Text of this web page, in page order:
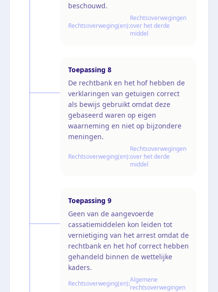
beschouwd.
Rechtsoverweging(en):
Rechtsoverwegingen
over het derde
middel
Toepassing 8
De rechtbank en het hof hebben de
verklaringen van getuigen correct
als bewijs gebruikt omdat deze
gebaseerd waren op eigen
waarneming en niet op bijzondere
meningen.
Rechtsoverweging(en):
Rechtsoverwegingen
over het derde
middel
Toepassing 9
Geen van de aangevoerde
cassatiemiddelen kon leiden tot
vernietiging van het arrest omdat de
rechtbank en het hof correct hebben
gehandeld binnen de wettelijke
kaders.
Rechtsoverweging(en):Algemene
rechtsoverwegingen